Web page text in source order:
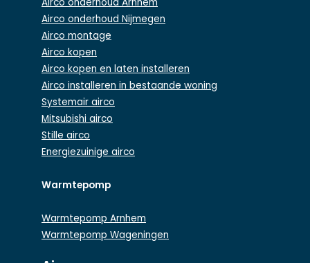
Airco onderhoud Nijmegen
Airco montage
Airco kopen
Airco kopen en laten installeren
Airco installeren in bestaande woning
Systemair airco
Mitsubishi airco
Stille airco
Energiezuinige airco
Warmtepomp
Warmtepomp Arnhem
Warmtepomp Wageningen